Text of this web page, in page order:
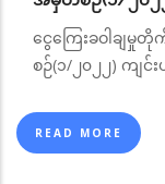
ငွေကြေးခဝါချ
စဉ်(၁/၂၀၂၂) ကျင်
READ MORE